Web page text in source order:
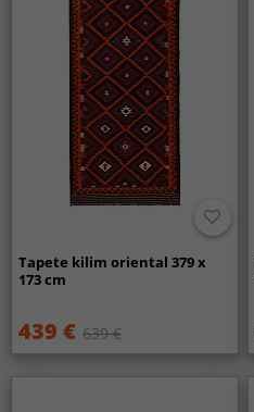
Tapete kilim oriental 379 x
173 cm
439 € 639 €